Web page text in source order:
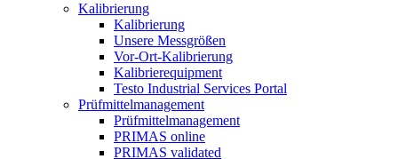
Kalibrierung
Kalibrierung
Unsere Messgrößen
Vor-Ort-Kalibrierung
Kalibrierequipment
Testo Industrial Services Portal
Prüfmittelmanagement
Prüfmittelmanagement
PRIMAS online
PRIMAS validated